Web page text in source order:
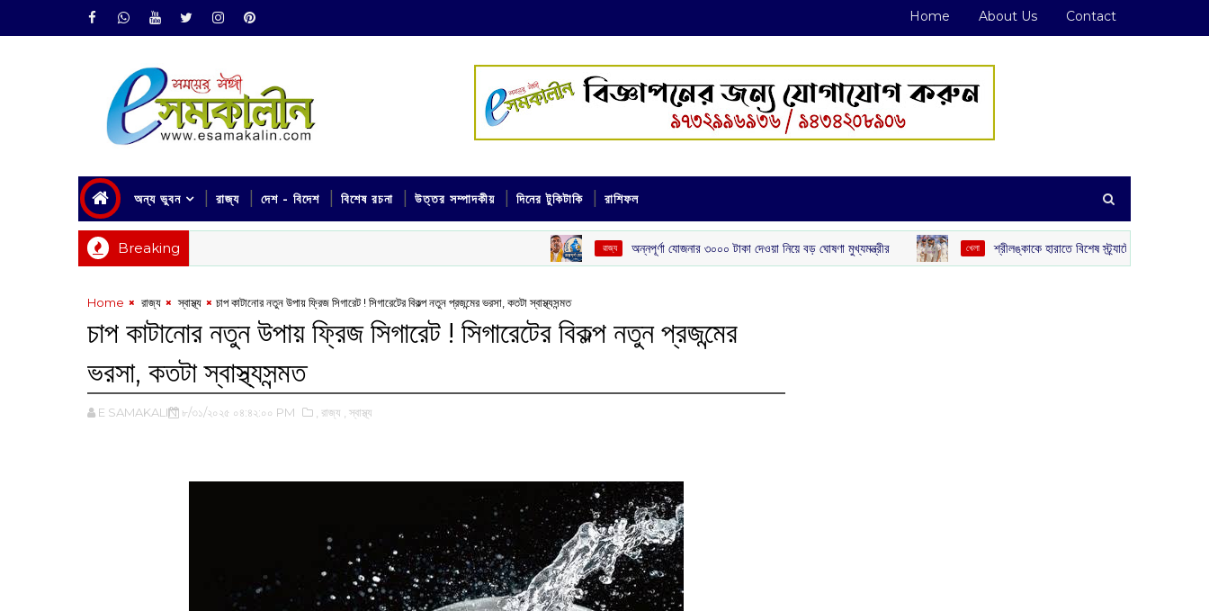
Home About Us Contact
অন্য ভুবন রাজ্য দেশ - বিদেশ বিশেষ রচনা উত্তর সম্পাদকীয় দিনের টুকিটাকি রাশিফল
Breaking অন্নপূর্ণা যোজনার ৩০০০ টাকা দেওয়া নিয়ে বড় ঘোষণা মুখ্যমন্ত্রীর শ্রীলঙ্কাকে হারাতে বিশেষ স্ট্র্যাটেজি: ভারতের নেট বোলার হিসেবে
Home ‌ রাজ্য ‌ স্বাস্থ্য চাপ কাটানোর নতুন উপায় ফ্রিজ সিগারেট ! সিগারেটের বিকল্প নতুন প্রজন্মের ভরসা, কতটা স্বাস্থ্যসন্মত
চাপ কাটানোর নতুন উপায় ফ্রিজ সিগারেট ! সিগারেটের বিকল্প নতুন প্রজন্মের
ভরসা, কতটা স্বাস্থ্যসন্মত
E SAMAKALIN ৮/৩১/২০২৫ ০৪:৪২:০০ PM ,‌ রাজ্য ,‌ স্বাস্থ্য